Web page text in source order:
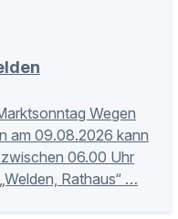
Wegen
am 09.08.2026 kann
06.00 Uhr
Rathaus“ …